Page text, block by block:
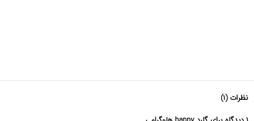
نظرات (۱)